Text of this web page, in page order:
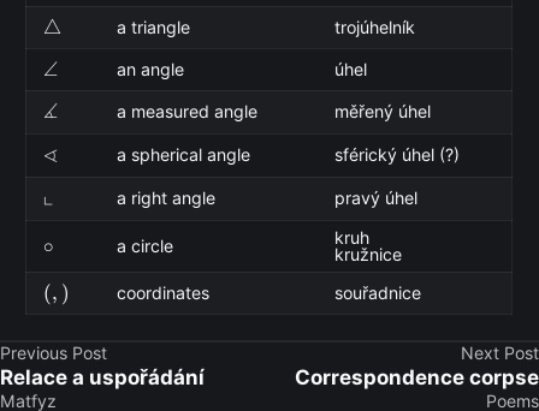
\triangle
△ a triangle trojúhelník
\angle
∠ an angle úhel
\measuredangle
∡ a measured angle měřený úhel
\sphericalangle
∢ a spherical angle sférický úhel (?)
\llcorner
└ a right angle pravý úhel
\circ
∘ a circle
kruh
kružnice
(,)
(, ) coordinates souřadnice
Previous Post
Relace a uspořádání
Matfyz
Next Post
Correspondence corpse
Poems